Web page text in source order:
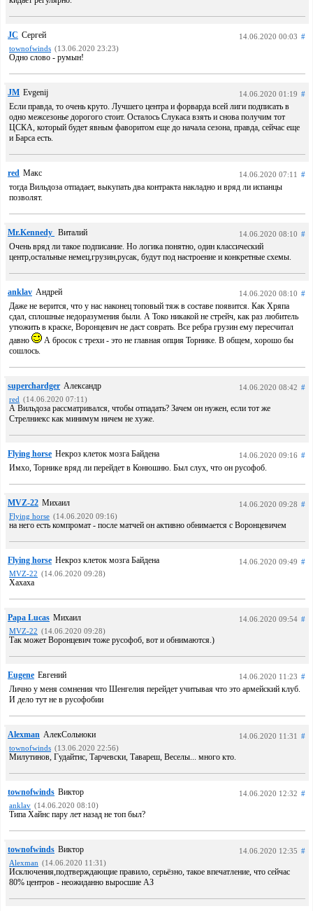
JC Сергей 14.06.2020 00:03 #
townofwinds (13.06.2020 23:23)
Одно слово - румын!
JM Evgenij 14.06.2020 01:19 #
Если правда, то очень круто. Лучшего центра и форварда всей лиги подписать в
одно межсезонье дорогого стоит. Осталось Слукаса взять и снова получим тот
ЦСКА, который будет явным фаворитом еще до начала сезона, правда, сейчас еще
и Барса есть.
red Макс 14.06.2020 07:11 #
тогда Вильдоза отпадает, выкупать два контракта накладно и вряд ли испанцы
позволят.
Mr.Kennedy Виталий 14.06.2020 08:10 #
Очень вряд ли такое подписание. Но логика понятно, один классический
центр,остальные немец,грузин,русак, будут под настроение и конкретные схемы.
anklav Андрей 14.06.2020 08:10 #
Даже не верится, что у нас наконец топовый тяж в составе появится. Как Хряпа
сдал, сплошные недоразумения были. А Токо никакой не стрейч, как раз любитель
утюжить в краске, Воронцевич не даст соврать. Все ребра грузин ему пересчитал
давно
А бросок с трехи - это не главная опция Торнике. В общем, хорошо бы
сошлось.
superchardger Александр 14.06.2020 08:42 #
red (14.06.2020 07:11)
А Вильдоза рассматривался, чтобы отпадать? Зачем он нужен, если тот же
Стрелниекс как минимум ничем не хуже.
Flying horse Некроз клеток мозга Байдена 14.06.2020 09:16 #
Имхо, Торнике вряд ли перейдет в Конюшню. Был слух, что он русофоб.
MVZ-22 Михаил 14.06.2020 09:28 #
Flying horse (14.06.2020 09:16)
на него есть компромат - после матчей он активно обнимается с Воронцевичем
Flying horse Некроз клеток мозга Байдена 14.06.2020 09:49 #
MVZ-22 (14.06.2020 09:28)
Хахаха
Papa Lucas Михаил 14.06.2020 09:54 #
MVZ-22 (14.06.2020 09:28)
Так может Воронцевич тоже русофоб, вот и обнимаются.)
Eugene Евгений 14.06.2020 11:23 #
Лично у меня сомнения что Шенгелия перейдет учитывая что это армейский клуб.
И дело тут не в русофобии
Alexman АлекСольноки 14.06.2020 11:31 #
townofwinds (13.06.2020 22:56)
Милутинов, Гудайтис, Тарчевски, Тавареш, Веселы... много кто.
townofwinds Виктор 14.06.2020 12:32 #
anklav (14.06.2020 08:10)
Типа Хайнс пару лет назад не топ был?
townofwinds Виктор 14.06.2020 12:35 #
Alexman (14.06.2020 11:31)
Исключения,подтверждающие правило, серьёзно, такое впечатление, что сейчас
80% центров - неожиданно выросшие АЗ